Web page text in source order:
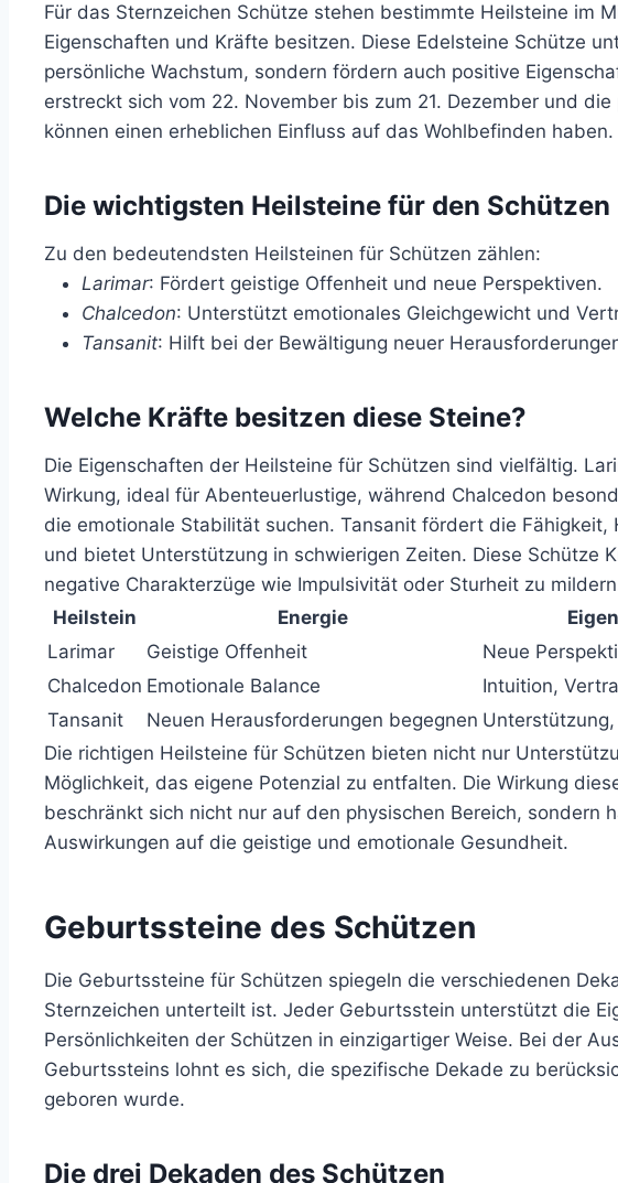
Für das Sternzeichen Schütze stehen bestimmte Heilsteine im
Eigenschaften und Kräfte besitzen. Diese Edelsteine Schütze
persönliche Wachstum, sondern fördern auch positive
erstreckt sich vom 22. November bis zum 21. Dezember und
können einen erheblichen Einfluss auf das Wohlbefinden haben.
Die wichtigsten Heilsteine für den Schützen
Zu den bedeutendsten Heilsteinen für Schützen zählen:
Larimar: Fördert geistige Offenheit und neue Perspektiven.
Chalcedon: Unterstützt emotionales Gleichgewicht und
Tansanit: Hilft bei der Bewältigung neuer
Welche Kräfte besitzen diese Steine?
Die Eigenschaften der Heilsteine für Schützen sind vielfältig.
Wirkung, ideal für Abenteuerlustige, während Chalcedon
die emotionale Stabilität suchen. Tansanit fördert die Fähigkeit,
und bietet Unterstützung in schwierigen Zeiten. Diese Schütze
negative Charakterzüge wie Impulsivität oder Sturheit zu
Heilstein
Energie
Larimar
Geistige Offenheit
Neue
Chalcedon Emotionale Balance
Intuition,
Tansanit
Neuen Herausforderungen begegnen
Die richtigen Heilsteine für Schützen bieten nicht nur
Möglichkeit, das eigene Potenzial zu entfalten. Die Wirkung
beschränkt sich nicht nur auf den physischen Bereich, sondern
Auswirkungen auf die geistige und emotionale Gesundheit.
Geburtssteine des Schützen
Die Geburtssteine für Schützen spiegeln die verschiedenen
Sternzeichen unterteilt ist. Jeder Geburtsstein unterstützt die
Persönlichkeiten der Schützen in einzigartiger Weise. Bei der
Geburtssteins lohnt es sich, die spezifische Dekade zu
geboren wurde.
Die drei Dekaden des Schützen